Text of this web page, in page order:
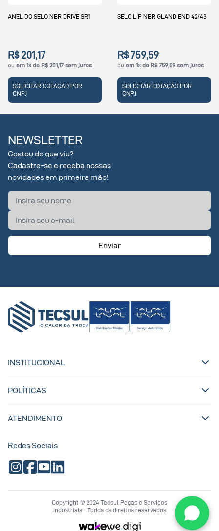
SELO NBR DRIVE SR1
de R$ 201,17 sem juros
COTAÇÃO POR
SELO LIP NBR GLAND END 42/43
R$ 759,59
ou em 1x de R$ 759,59 sem juros
SOLICITAR COTAÇÃO POR
ANEL
ou
NEWSLETTER
Gostou do que viu?
Cadastre-se e receba nossas
novidades em primeira mão!
Enviar
INSTITUCIONAL
POLÍTICAS
ATENDIMENTO
Redes Sociais
Copyright © 2024 Tecsul Peças e Serviços
Industriais - Todos os direitos reservados